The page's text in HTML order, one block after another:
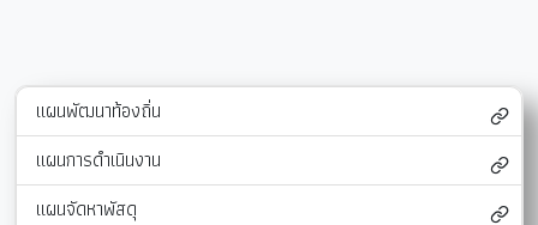
แผนพัฒนาท้องถิ่น
แผนการดำเนินงาน
แผนจัดหาพัสดุ